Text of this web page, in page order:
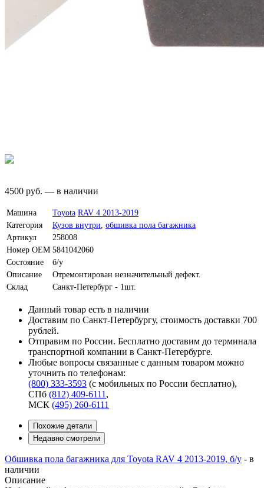
4500 руб. — в наличии
Машина Toyota RAV 4 2013-2019
Категория
Кузов внутри обшивка пола багажника
Артикул
258008
Номер OEM 5841042060
Состояние
б/у
Описание
Отремонтирован незначительный дефект.
Склад
Санкт-Петербург - 1шт.
Данный товар есть в наличии
Доставим по Санкт-Петербургу, стоимость доставки 700
рублей.
Отправим по России. Бесплатно доставим до терминала
транспортной компании в Санкт-Петербурге.
Любые вопросы связанные с данным товаром можно
уточнить по телефонам:
(800) 333-3593 (с мобильных по России бесплатно),
СПб (812) 409-6111 ,
МСК (495) 260-6111
Похожие детали
Недавно смотрели
Обшивка пола багажника для Toyota RAV 4 2013-2019, б/у - в
наличии
Описание